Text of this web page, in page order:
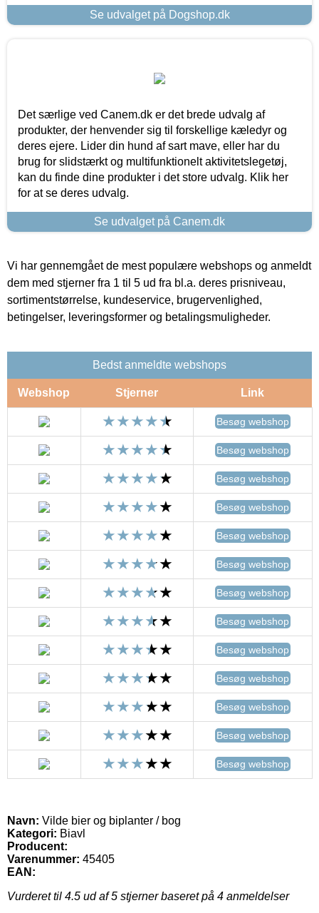
Se udvalget på Dogshop.dk
Det særlige ved Canem.dk er det brede udvalg af
produkter, der henvender sig til forskellige kæledyr og
deres ejere. Lider din hund af sart mave, eller har du
brug for slidstærkt og multifunktionelt aktivitetslegetøj,
kan du finde dine produkter i det store udvalg. Klik her
for at se deres udvalg.
Se udvalget på Canem.dk
Vi har gennemgået de mest populære webshops og anmeldt
dem med stjerner fra 1 til 5 ud fra bl.a. deres prisniveau,
sortimentstørrelse, kundeservice, brugervenlighed,
betingelser, leveringsformer og betalingsmuligheder.
Bedst anmeldte webshops
Webshop Stjerner Link
Besøg webshop
Besøg webshop
Besøg webshop
Besøg webshop
Besøg webshop
Besøg webshop
Besøg webshop
Besøg webshop
Besøg webshop
Besøg webshop
Besøg webshop
Besøg webshop
Besøg webshop
Navn: Vilde bier og biplanter / bog
Kategori: Biavl
Producent:
Varenummer: 45405
EAN:
Vurderet til 4.5 ud af 5 stjerner baseret på 4 anmeldelser